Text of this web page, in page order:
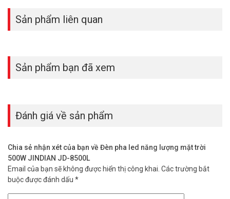
Sản phẩm liên quan
Sản phẩm bạn đã xem
Đánh giá về sản phẩm
Chia sẻ nhận xét của bạn về Đèn pha led năng lượng mặt trời
500W JINDIAN JD-8500L
Email của bạn sẽ không được hiển thị công khai. Các trường bắt
buộc được đánh dấu *